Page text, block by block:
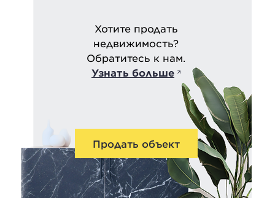
Хотите продать
недвижимость?
Обратитесь к нам.
Узнать больше
Продать объект